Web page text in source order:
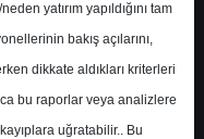
yatırım yapıldığını tam
bakış açılarını,
dikkate aldıkları kriterleri
bu raporlar veya analizlere
uğratabilir.. Bu